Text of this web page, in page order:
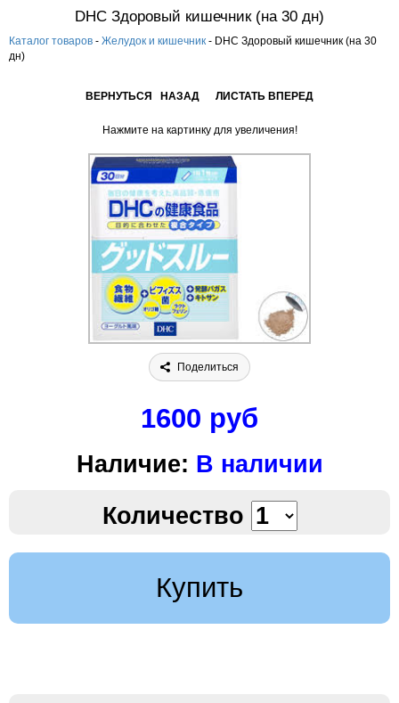
DHC Здоровый кишечник (на 30 дн)
Каталог товаров - Желудок и кишечник - DHC Здоровый кишечник (на 30
дн)
ВЕРНУТЬСЯ НАЗАД ЛИСТАТЬ ВПЕРЕД
Нажмите на картинку для увеличения!
Поделиться
1600 руб
Наличие: В наличии
Количество
Купить